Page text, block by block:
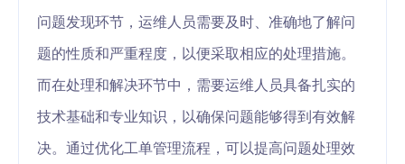
问题发现环节，运维人员需要及时、准确地了解问
题的性质和严重程度，以便采取相应的处理措施。
而在处理和解决环节中，需要运维人员具备扎实的
技术基础和专业知识，以确保问题能够得到有效解
决。通过优化工单管理流程，可以提高问题处理效